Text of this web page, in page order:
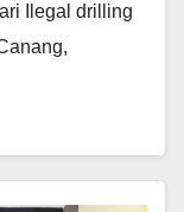
Ilegal drilling